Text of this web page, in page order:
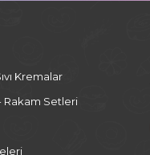
Kremalar
Rakam Setleri